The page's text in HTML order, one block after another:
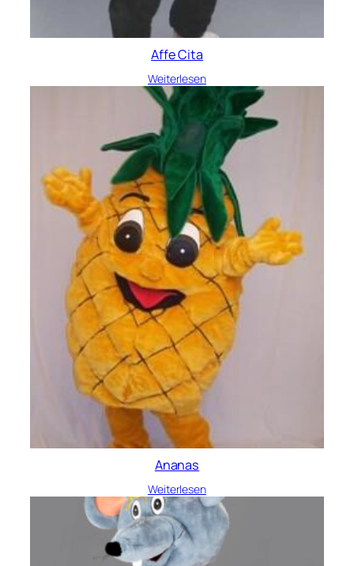
Affe Cita
Weiterlesen
Ananas
Weiterlesen